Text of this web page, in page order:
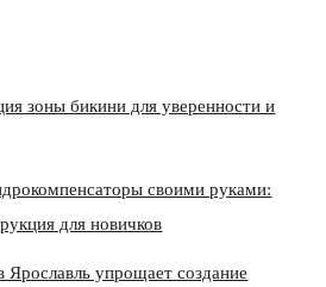
зоны бикини для уверенности и
своими руками:
для новичков
Ярославль упрощает создание